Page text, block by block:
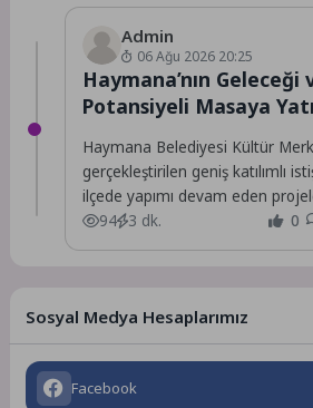
Admin
06 Ağu 2026 20:25
Haymana’nın Geleceği
Potansiyeli Masaya
Haymana Belediyesi Kültür
gerçekleştirilen geniş katılımlı
ilçede yapımı devam eden
geçirilmesi planlanan yeni
94 3 dk. 0
Sosyal Medya Hesaplarımız
Facebook